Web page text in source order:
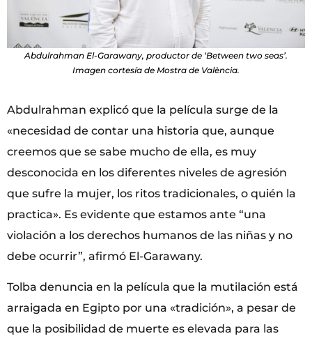
Abdulrahman El-Garawany, productor de ‘Between two seas’.
Imagen cortesía de Mostra de València.
Abdulrahman explicó que la película surge de la
«necesidad de contar una historia que, aunque
creemos que se sabe mucho de ella, es muy
desconocida en los diferentes niveles de agresión
que sufre la mujer, los ritos tradicionales, o quién la
practica». Es evidente que estamos ante “una
violación a los derechos humanos de las niñas y no
debe ocurrir”, afirmó El-Garawany.
Tolba denuncia en la película que la mutilación está
arraigada en Egipto por una «tradición», a pesar de
que la posibilidad de muerte es elevada para las